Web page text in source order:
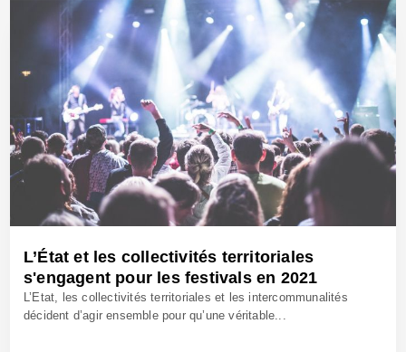
12 Jan 2022 - Réf: BW41063
L’État et les collectivités territoriales
s'engagent pour les festivals en 2021
L’Etat, les collectivités territoriales et les intercommunalités
décident d’agir ensemble pour qu’une véritable...